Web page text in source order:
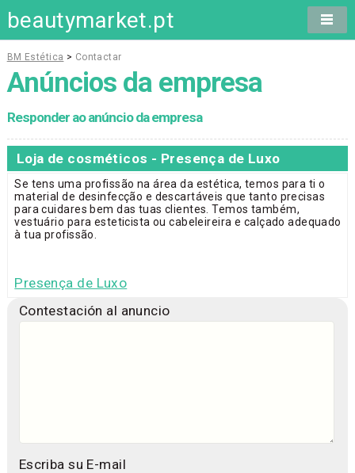
beautymarket.pt
BM Estética > Contactar
Anúncios da empresa
Responder ao anúncio da empresa
Loja de cosméticos - Presença de Luxo
Se tens uma profissão na área da estética, temos para ti o
material de desinfecção e descartáveis que tanto precisas
para cuidares bem das tuas clientes. Temos também,
vestuário para esteticista ou cabeleireira e calçado adequado
à tua profissão.
Presença de Luxo
Contestación al anuncio
Escriba su E-mail